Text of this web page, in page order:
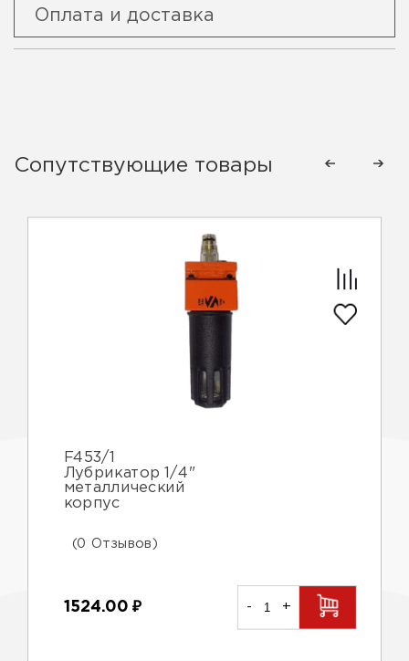
Оплата и доставка
Сопутствующие товары
F453/1
Лубрикатор 1/4"
металлический
корпус
(0 Отзывов)
1524.00₽ - +